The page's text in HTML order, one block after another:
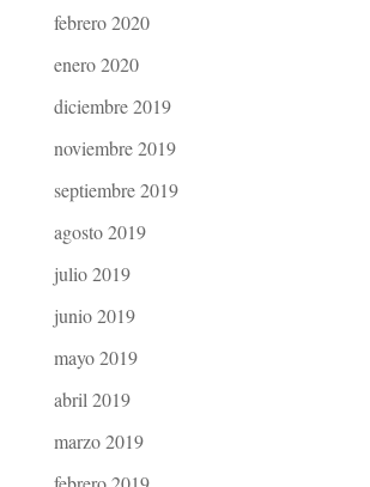
febrero 2020
enero 2020
diciembre 2019
noviembre 2019
septiembre 2019
agosto 2019
julio 2019
junio 2019
mayo 2019
abril 2019
marzo 2019